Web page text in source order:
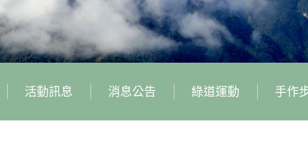
活動訊息 消息公告 綠道運動 手作